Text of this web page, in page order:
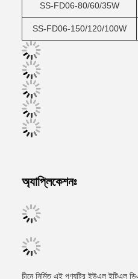
SS-FD06-80/60/35W
SS-FD06-150/120/100W
অ্যাপ্লিকেশনঃ
চীনে নির্মিত এই পণ্যটির ইউএল ইটিএল